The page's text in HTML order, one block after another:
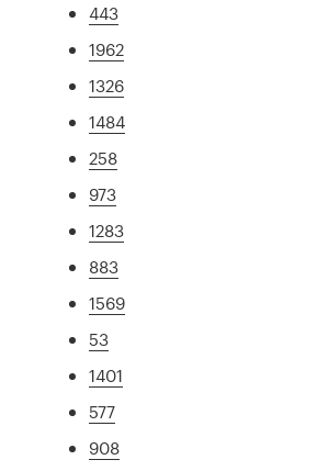
443
1962
1326
1484
258
973
1283
883
1569
53
1401
577
908